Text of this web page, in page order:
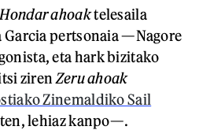
Hondar ahoaktelesaila
Garcia pertsonaia —Nagore
eta hark bizitako
ziren Zeru ahoak
Zinemaldiko Sail
lehiaz kanpo—.